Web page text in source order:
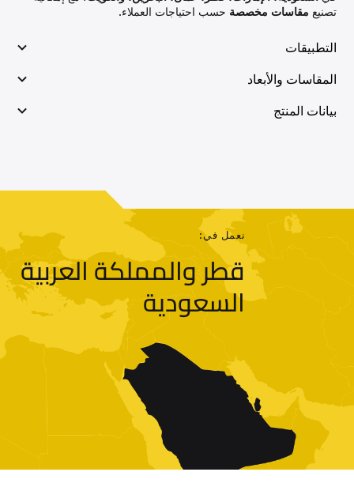
تصنيع مقاسات مخصصة حسب احتياجات العملاء.
التطبيقات
المقاسات والأبعاد
بيانات المنتج
نعمل في:
قطر والمملكة العربية
السعودية